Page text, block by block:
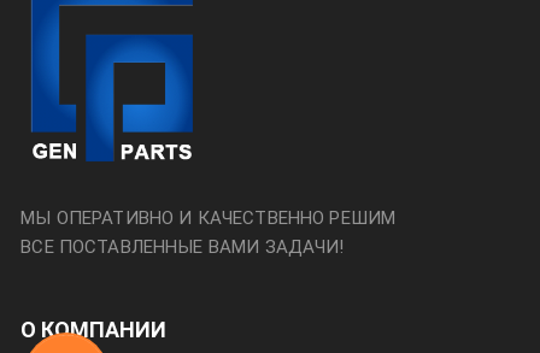
МЫ ОПЕРАТИВНО И КАЧЕСТВЕННО РЕШИМ
ВСЕ ПОСТАВЛЕННЫЕ ВАМИ ЗАДАЧИ!
О КОМПАНИИ